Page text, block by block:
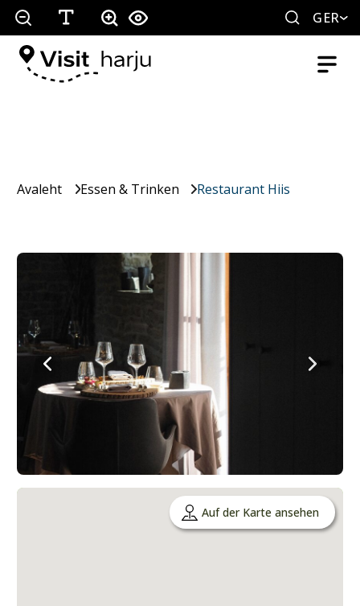
GER
Avaleht Essen & Trinken Restaurant Hiis
Auf der Karte ansehen